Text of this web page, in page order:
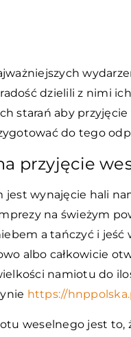
dzielili z nimi
starań aby
do tego
przyjęcie
jest wynajęcie hali
na świeżym
a tańczyć i
albo całkowicie
namiotu do
https://
weselnego jest